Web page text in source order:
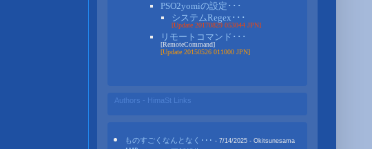
PSO2yomiの設定･･･
システムRegex･･･
[Update 20170829 053044 JPN]
リモートコマンド･･･
[RemoteCommand]
[Update 20150526 011000 JPN]
Authors - HimaSt Links
ものすごくなんとなく･･･ - 7/14/2025 - Okitsunesama